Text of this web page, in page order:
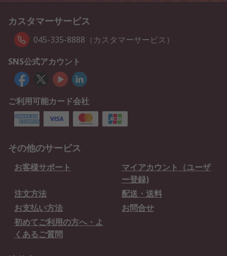
カスタマーサービス
045-335-8888（カスタマーサービス）
SNS公式アカウント
ご利用可能カード会社
その他のサービス
お客様サポート
マイアカウント（ユーザ
ー登録)
注文方法
配送・送料
お支払い方法
お問合せ
初めてご利用の方へ・よ
くあるご質問